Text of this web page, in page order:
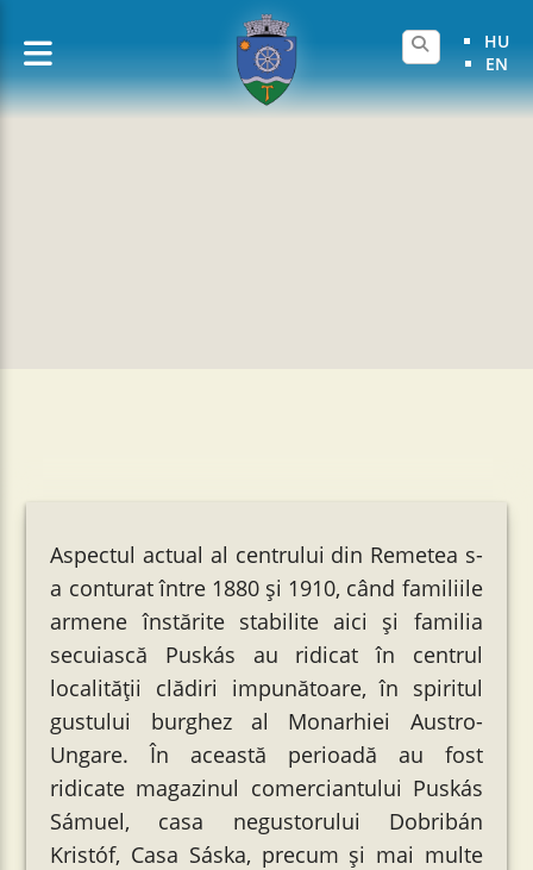
HU
EN
Aspectul actual al centrului din Remetea s-
a conturat între 1880 și 1910, când familiile
armene înstărite stabilite aici și familia
secuiască Puskás au ridicat în centrul
localității clădiri impunătoare, în spiritul
gustului burghez al Monarhiei Austro-
Ungare. În această perioadă au fost
ridicate magazinul comerciantului Puskás
Sámuel, casa negustorului Dobribán
Kristóf, Casa Sáska, precum și mai multe